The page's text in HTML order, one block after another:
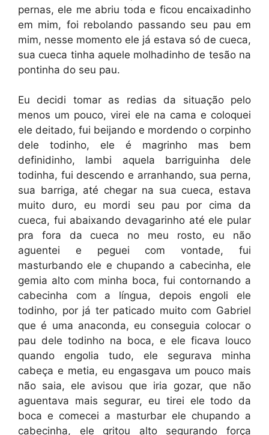
pernas, ele me abriu toda e ficou encaixadinho
em mim, foi rebolando passando seu pau em
mim, nesse momento ele já estava só de cueca,
sua cueca tinha aquele molhadinho de tesão na
pontinha do seu pau.
Eu decidi tomar as redias da situação pelo
menos um pouco, virei ele na cama e coloquei
ele deitado, fui beijando e mordendo o corpinho
dele todinho, ele é magrinho mas bem
definidinho, lambi aquela barriguinha dele
todinha, fui descendo e arranhando, sua perna,
sua barriga, até chegar na sua cueca, estava
muito duro, eu mordi seu pau por cima da
cueca, fui abaixando devagarinho até ele pular
pra fora da cueca no meu rosto, eu não
aguentei e peguei com vontade, fui
masturbando ele e chupando a cabecinha, ele
gemia alto com minha boca, fui contornando a
cabecinha com a língua, depois engoli ele
todinho, por já ter paticado muito com Gabriel
que é uma anaconda, eu conseguia colocar o
pau dele todinho na boca, e ele ficava louco
quando engolia tudo, ele segurava minha
cabeça e metia, eu engasgava um pouco mais
não saia, ele avisou que iria gozar, que não
aguentava mais segurar, eu tirei ele todo da
boca e comecei a masturbar ele chupando a
cabecinha, ele gritou alto segurando força